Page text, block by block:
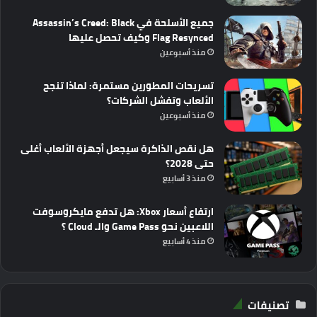
جميع الأسلحة في Assassin’s Creed: Black
Flag Resynced وكيف تحصل عليها
منذ أسبوعين
تسريحات المطورين مستمرة: لماذا تنجح
الألعاب وتفشل الشركات؟
منذ أسبوعين
هل نقص الذاكرة سيجعل أجهزة الألعاب أغلى
حتى 2028؟
منذ 3 أسابيع
ارتفاع أسعار Xbox: هل تدفع مايكروسوفت
اللاعبين نحو Game Pass والـ Cloud ؟
منذ 4 أسابيع
تصنيفات